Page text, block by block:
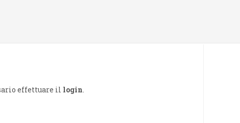
effettuare il login.